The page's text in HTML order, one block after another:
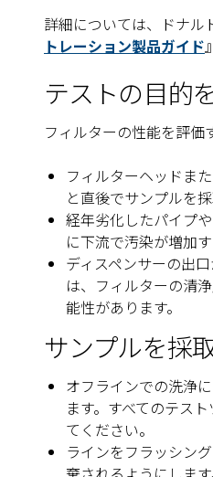
詳細については、ドナル
トレーション製品ガイド
テストの目的
フィルターの性能を評価
フィルターヘッドま
と直後でサンプルを採
経年劣化したパイプ
に下流で汚染が増加
ディスペンサーの出
は、フィルターの清
能性があります。
サンプルを採
オフラインでの洗浄
ます。すべてのテス
てください。
ラインをフラッシン